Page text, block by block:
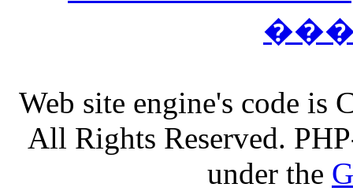
Web site engine's code
All Rights Reserved.
under the